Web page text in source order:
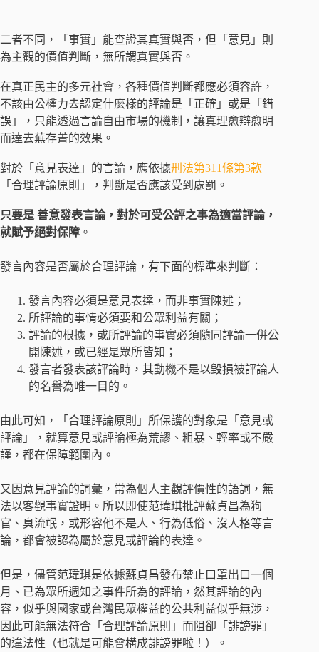
二者不同，「事實」能查證其真實與否，但「意見」則
為主觀的價值判斷，無所謂真實與否。
在真正民主的多元社會，各種價值判斷都應必須容許，
不該由公權力去認定什麼樣的評論是「正確」或是「錯
誤」，只能透過言論自由市場的機制，讓真理愈辯愈明
而達去蕪存菁的效果。
對於「意見表達」的言論，應依據刑法第311條第3款
「合理評論原則」，判斷是否應該受到處罰。
只要是 善意發表言論，對於可受公評之事為適當評論，
就賦予絕對保障 。
發言內容是否屬於合理評論，有下面的標準來判斷：
發言內容必須是意見表達，而非事實陳述；
所評論的事情必須要和公眾利益有關；
評論的根據，或所評論的事實必須隨同評論一併公
開陳述，或已經是眾所皆知；
發言者發表該評論時，其動機不是以毀損被評論人
的名譽為唯一目的。
由此可知，「合理評論原則」所保護的對象是「意見或
評論」，就算意見或評論極為荒謬、粗暴、輕率或不嚴
謹，都在保障範圍內。
又因意見評論的詞彙，常為個人主觀評價性的語詞，無
法以客觀事實證明。所以即使范瑋琪批評蘇貞昌為狗
官、臭流氓，或形容他不是人、行為低俗、沒人格等言
論，都會被認為屬於意見或評論的表達。
但是，儘管范瑋琪是依據蘇貞昌發布禁止口罩出口一個
月、已為眾所週知之事件所為的評論，然其評論的內
容，似乎與國家或台灣民眾權益的公共利益似乎無涉，
因此可能無法符合「合理評論原則」而阻卻「誹謗罪」
的違法性（也就是可能會構成誹謗罪啦！）。